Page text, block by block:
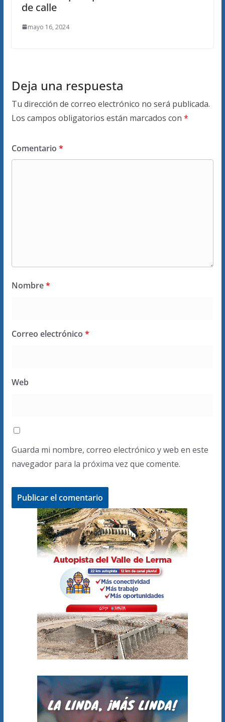
de calle
mayo 16, 2024
Deja una respuesta
Tu dirección de correo electrónico no será publicada.
Los campos obligatorios están marcados con *
Comentario *
Nombre*
Correo electrónico *
Web
Guarda mi nombre, correo electrónico y web en este
navegador para la próxima vez que comente.